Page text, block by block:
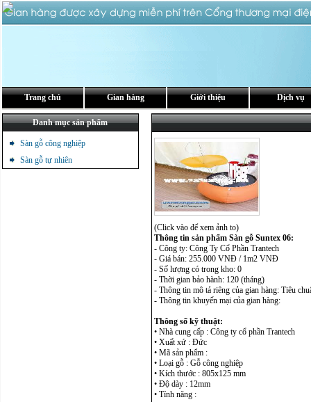
Trang chủ Gian hàng Giới thiệu Dịch vụ
Danh mục sản phẩm
Sàn gỗ công nghiệp
Sàn gỗ tự nhiên
(Click vào để xem ảnh to)
Thông tin sản phẩm Sàn gỗ Suntex 06:
- Công ty: Công Ty Cổ Phần Trantech
- Giá bán: 255.000 VNĐ / 1m2 VNĐ
- Số lượng có trong kho: 0
- Thời gian bảo hành: 120 (tháng)
- Thông tin mô tả riêng của gian hàng: Tiêu
- Thông tin khuyến mại của gian hàng:
Thông số kỹ thuật:
• Nhà cung cấp : Công ty cổ phần Trantech
• Xuất xứ : Đức
• Mã sản phẩm :
• Loại gỗ : Gỗ công nghiệp
• Kích thước : 805x125 mm
• Độ dày : 12mm
• Tính năng :